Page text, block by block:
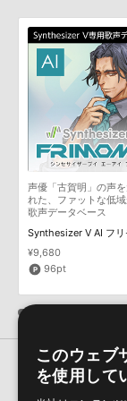
macOS 12
macOS 12
64bitのみ対応
Intel Core i5
4xxx）以上を
1GB以上のス
き）
2GB以上の
1280×800以
オーディオ
マークのついた
おります。ご覧頂く
Synthesizer V AI
声優「古賀明」の声
れた、ファットな低
歌声データベース
Synthesizer V AI フリ
¥9,680
96pt
関連製品
このウェブ
を使用して